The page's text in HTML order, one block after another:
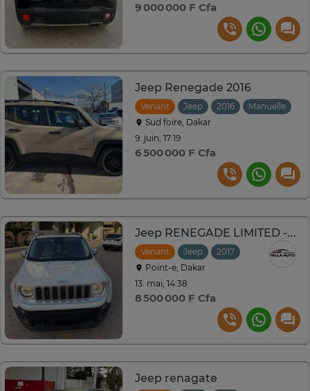
9 000 000 F Cfa
Jeep Renegade 2016
Venant Jeep 2016
Manuelle
Sud foire, Dakar
9. juin, 17:19
6 500 000 F Cfa
Jeep RENEGADE LIMITED -2017
Venant Jeep 2017
Automatique
Point-e, Dakar
13. mai, 14:38
8 500 000 F Cfa
Jeep renagate